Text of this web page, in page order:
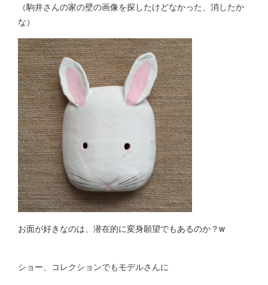
（駒井さんの家の壁の画像を探したけどなかった、消したか
な）
お面が好きなのは、潜在的に変身願望でもあるのか？w
ショー、コレクションでもモデルさんに